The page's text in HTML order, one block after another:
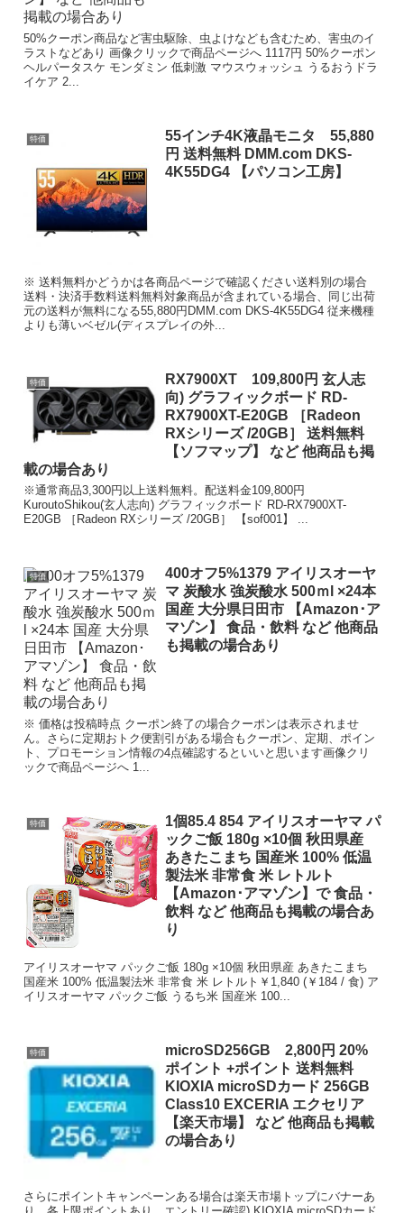
50%クーポン商品など害虫駆除、虫よけなども含むため、害虫のイ
ラストなどあり 画像クリックで商品ページへ 1117円 50%クーポン
ヘルパータスケ モンダミン 低刺激 マウスウォッシュ うるおうドラ
イケア 2...
特価
55インチ4K液晶モニタ 55,880
円 送料無料 DMM.com DKS-
4K55DG4 【パソコン工房】
※ 送料無料かどうかは各商品ページで確認ください送料別の場合
送料・決済手数料送料無料対象商品が含まれている場合、同じ出荷
元の送料が無料になる55,880円DMM.com DKS-4K55DG4 従来機種
よりも薄いベゼル(ディスプレイの外...
特価
RX7900XT 109,800円 玄人志
向) グラフィックボード RD-
RX7900XT-E20GB ［Radeon
RXシリーズ /20GB］ 送料無料
【ソフマップ】 など 他商品も掲
載の場合あり
※通常商品3,300円以上送料無料。配送料金109,800円
KuroutoShikou(玄人志向) グラフィックボード RD-RX7900XT-
E20GB ［Radeon RXシリーズ /20GB］ 【sof001】 ...
特価
400オフ5%1379 アイリスオーヤ
マ 炭酸水 強炭酸水 500ｍl ×24本
国産 大分県日田市 【Amazon･ア
マゾン】 食品・飲料 など 他商品
も掲載の場合あり
※ 価格は投稿時点 クーポン終了の場合クーポンは表示されませ
ん。さらに定期おトク便割引がある場合もクーポン、定期、ポイン
ト、プロモーション情報の4点確認するといいと思います画像クリ
ックで商品ページへ 1...
特価
1個85.4 854 アイリスオーヤマ パ
ックご飯 180g ×10個 秋田県産
あきたこまち 国産米 100% 低温
製法米 非常食 米 レトルト
【Amazon･アマゾン】で 食品・
飲料 など 他商品も掲載の場合あ
り
アイリスオーヤマ パックご飯 180g ×10個 秋田県産 あきたこまち
国産米 100% 低温製法米 非常食 米 レトルト￥1,840 (￥184 / 食) ア
イリスオーヤマ パックご飯 うるち米 国産米 100...
特価
microSD256GB 2,800円 20%
ポイント +ポイント 送料無料
KIOXIA microSDカード 256GB
Class10 EXCERIA エクセリア
【楽天市場】 など 他商品も掲載
の場合あり
さらにポイントキャンペーンある場合は楽天市場トップにバナーあ